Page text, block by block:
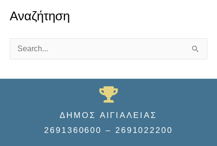
Αναζήτηση
a
ΔΗΜΟΣ ΑΙΓΙΑΛΕΙΑΣ
2691360600 – 2691022200